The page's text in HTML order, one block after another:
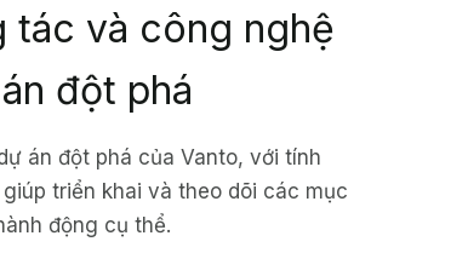
tác và công nghệ
đột phá
án đột phá của Vanto, với tính
triển khai và theo dõi các mục
động cụ thể.